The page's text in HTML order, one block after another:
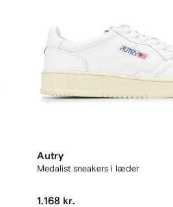
Autry
Medalist sneakers i læder
1.168 kr.